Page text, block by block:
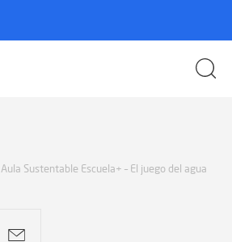
Aula Sustentable Escuela+ – El juego del agua